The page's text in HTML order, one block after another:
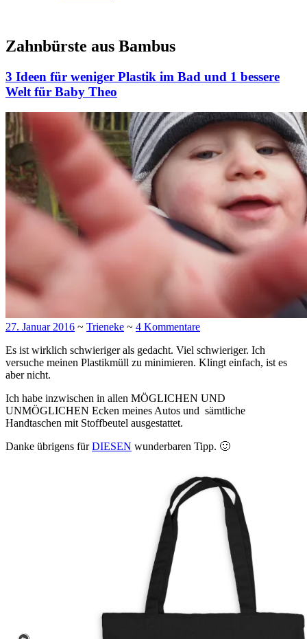
Zahnbürste aus Bambus
3 Ideen für weniger Plastik im Bad und 1 bessere
Welt für Baby Theo
27. Januar 2016 ~ Trieneke ~ 4 Kommentare
Es ist wirklich schwieriger als gedacht. Viel schwieriger. Ich
versuche meinen Plastikmüll zu minimieren. Klingt einfach, ist es
aber nicht.
Ich habe inzwischen in allen MÖGLICHEN UND
UNMÖGLICHEN Ecken meines Autos und sämtliche
Handtaschen mit Stoffbeutel ausgestattet.
Danke übrigens fürDIESEN wunderbaren Tipp. 🙂